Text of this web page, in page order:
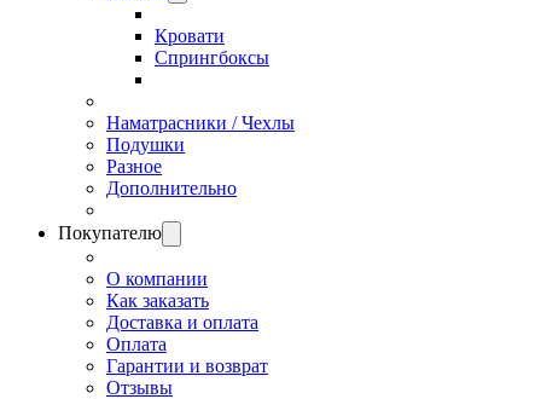
Кровати
Спрингбоксы
Наматрасники / Чехлы
Подушки
Разное
Дополнительно
Покупателю
О компании
Как заказать
Доставка и оплата
Оплата
Гарантии и возврат
Отзывы